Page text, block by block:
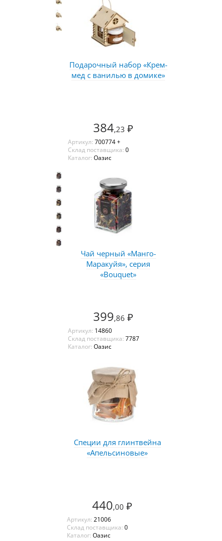
Подарочный набор «Крем-
мед с ванилью в домике»
384,23 ₽
Артикул: 700774 +
Склад поставщика: 0
Каталог: Оазис
Чай черный «Манго-
Маракуйя», серия
«Bouquet»
399,86 ₽
Артикул: 14860
Склад поставщика: 7787
Каталог: Оазис
Специи для глинтвейна
«Апельсиновые»
440,00 ₽
Артикул: 21006
Склад поставщика: 0
Каталог: Оазис